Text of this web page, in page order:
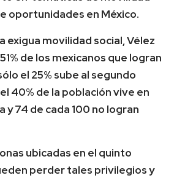
oportunidades en México.
exigua movilidad social, Vélez
de los mexicanos que logran
el 25% sube al segundo
40% de la población vive en
74 de cada 100 no logran
ubicadas en el quinto
perder tales privilegios y